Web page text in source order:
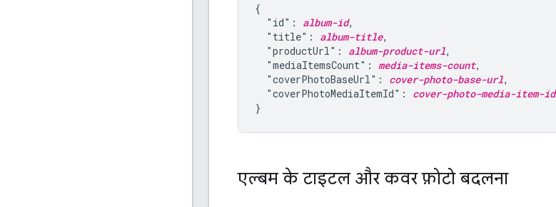
{
  "id":
album-id,
  "title":
album-title,
  "productUrl":
album-product-url,
  "mediaItemsCount":
media-items-count,
  "coverPhotoBaseUrl":
cover-photo-base-url,
  "coverPhotoMediaItemId":
cover-photo-media-item-id
}
एल्बम के टाइटल और कवर फ़ोटो बदलना